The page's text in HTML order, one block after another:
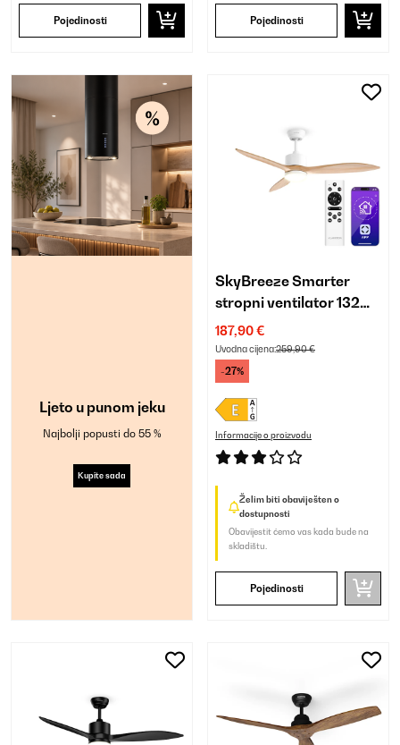
Pojedinosti Pojedinosti
Ljeto u punom jeku
Najbolji popusti do 55 %
Kupite sada
SkyBreeze Smarter
stropni ventilator 132
cm | 27 W | sa svjetlom
187,90 €
Uvodna cijena:259,90 €
-27%
Informacije o proizvodu
Želim biti obaviješten o
dostupnosti
Obavijestit ćemo vas kada bude na
skladištu.
Pojedinosti